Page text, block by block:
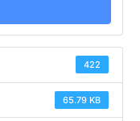
422
65.79 KB